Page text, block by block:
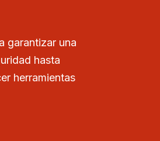
garantizar una
hasta
herramientas